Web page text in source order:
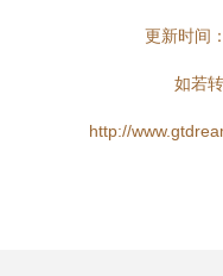
更新时间
如若
http://